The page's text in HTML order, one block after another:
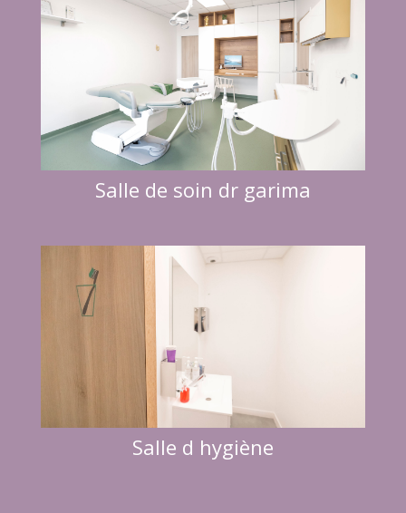
Salle de soin dr garima
Salle d hygiène